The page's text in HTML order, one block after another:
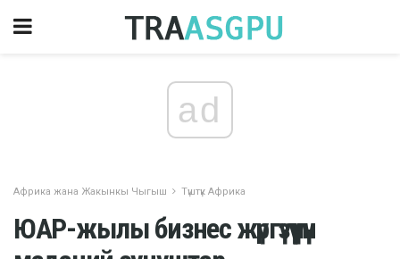
ad
Африка жана Жакынкы Чыгыш Түштүк Африка
ЮАР-жылы бизнес жүргүзүү үчүн